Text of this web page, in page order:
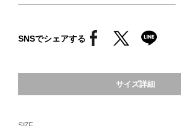
SNSでシェアする
サイズ詳細